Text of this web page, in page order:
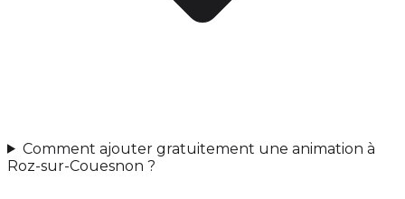
Comment ajouter gratuitement une animation à
Roz-sur-Couesnon ?